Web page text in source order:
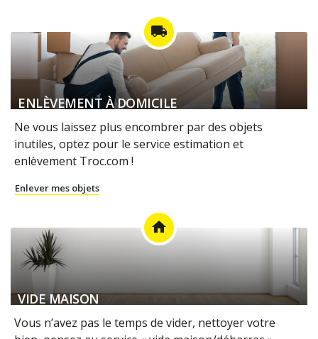
local_shipping
ENLÈVEMENT À DOMICILE
Ne vous laissez plus encombrer par des objets
inutiles, optez pour le service estimation et
enlèvement Troc.com !
Enlever mes objets
home
VIDE MAISON
Vous n’avez pas le temps de vider, nettoyer votre